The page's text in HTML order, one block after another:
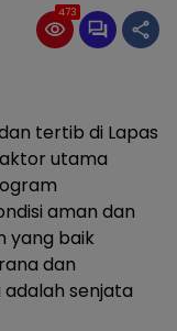
473
tertib di Lapas
utama
aman dan
yang baik
dan
senjata